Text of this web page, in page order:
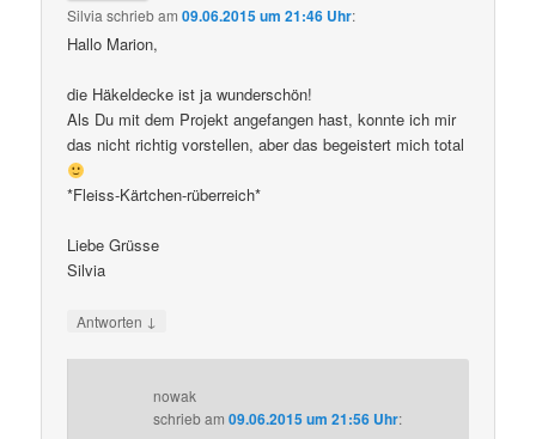
Silvia schriebam09.06.2015 um 21:46 Uhr:
Hallo Marion,
die Häkeldecke ist ja wunderschön!
Als Du mit dem Projekt angefangen hast, konnte ich mir
das nicht richtig vorstellen, aber das begeistert mich total
*Fleiss-Kärtchen-rüberreich*
Liebe Grüsse
Silvia
Antworten ↓
nowak
schriebam09.06.2015 um 21:56 Uhr: